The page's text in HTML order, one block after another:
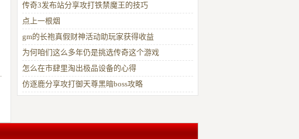
传奇3发布站分享攻打铁禁魔王的技巧
点上一根烟
gm的长袍真假财神活动助玩家获得收益
为何咱们这么多年仍是挑选传奇这个游戏
怎么在市肆里淘出极品设备的心得
仿逐鹿分享攻打御天尊黑暗boss攻略